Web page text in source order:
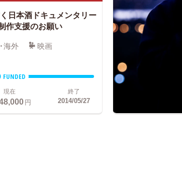
日本酒ドキュメンタリー
作支援のお願い
海外 映画
FUNDED
現在
円
終了
2014/05/27